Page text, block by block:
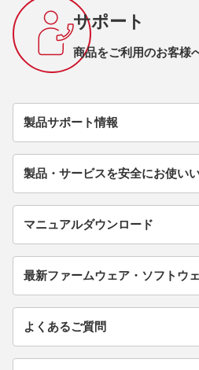
サポート
商品をご利用のお客様
製品サポート情報
製品・サービスを安全にお使い
マニュアルダウンロード
最新ファームウェア・ソフトウ
よくあるご質問